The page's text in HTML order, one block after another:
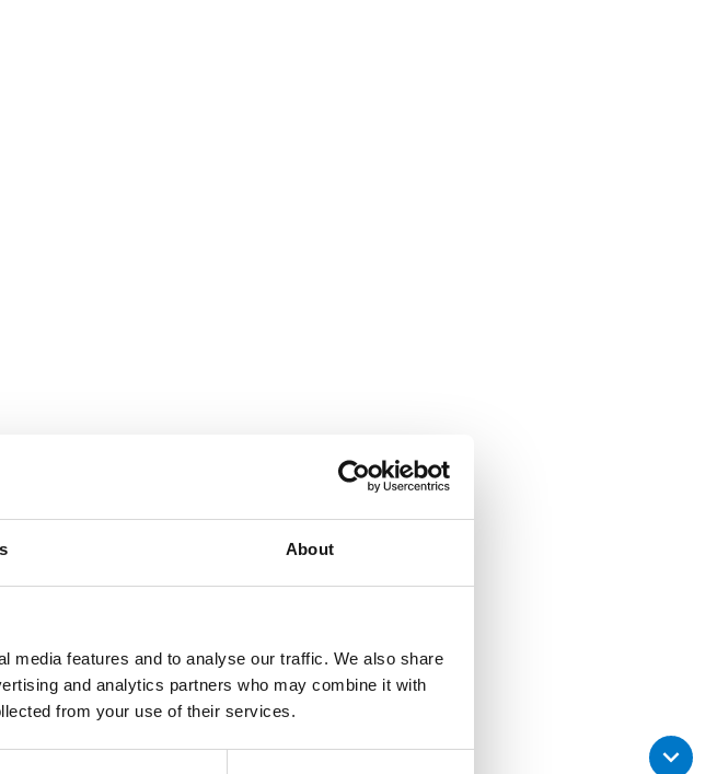
About
media features and to analyse our traffic. We also share
and analytics partners who may combine it with
from your use of their services.